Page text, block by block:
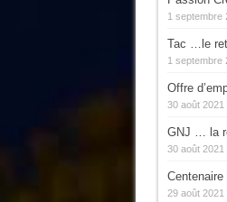
1 septembre
Tac …le
1 septembre
Offre
30 août 2021
GNJ … la
30 août 2021
29 août 2021